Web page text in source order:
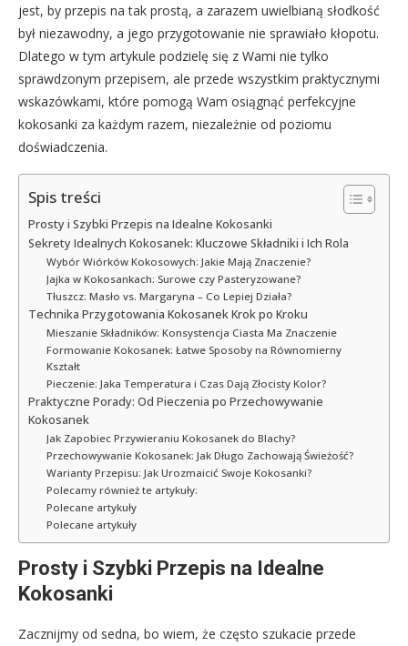
jest, by przepis na tak prostą, a zarazem uwielbianą słodkość
był niezawodny, a jego przygotowanie nie sprawiało kłopotu.
Dlatego w tym artykule podzielę się z Wami nie tylko
sprawdzonym przepisem, ale przede wszystkim praktycznymi
wskazówkami, które pomogą Wam osiągnąć perfekcyjne
kokosanki za każdym razem, niezależnie od poziomu
doświadczenia.
Spis treści
Prosty i Szybki Przepis na Idealne Kokosanki
Sekrety Idealnych Kokosanek: Kluczowe Składniki i Ich Rola
Wybór Wiórków Kokosowych: Jakie Mają Znaczenie?
Jajka w Kokosankach: Surowe czy Pasteryzowane?
Tłuszcz: Masło vs. Margaryna – Co Lepiej Działa?
Technika Przygotowania Kokosanek Krok po Kroku
Mieszanie Składników: Konsystencja Ciasta Ma Znaczenie
Formowanie Kokosanek: Łatwe Sposoby na Równomierny
Kształt
Pieczenie: Jaka Temperatura i Czas Dają Złocisty Kolor?
Praktyczne Porady: Od Pieczenia po Przechowywanie
Kokosanek
Jak Zapobiec Przywieraniu Kokosanek do Blachy?
Przechowywanie Kokosanek: Jak Długo Zachowają Świeżość?
Warianty Przepisu: Jak Urozmaicić Swoje Kokosanki?
Polecamy również te artykuły:
Polecane artykuły
Polecane artykuły
Prosty i Szybki Przepis na Idealne
Kokosanki
Zacznijmy od sedna, bo wiem, że często szukacie przede